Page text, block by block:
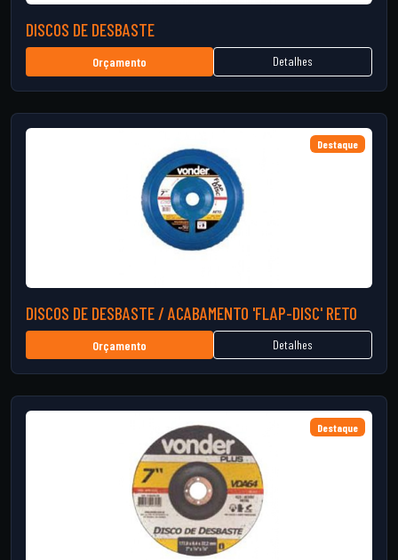
DISCOS DE DESBASTE
Orçamento Detalhes
Destaque
DISCOS DE DESBASTE / ACABAMENTO 'FLAP-DISC' RETO
Orçamento Detalhes
Destaque